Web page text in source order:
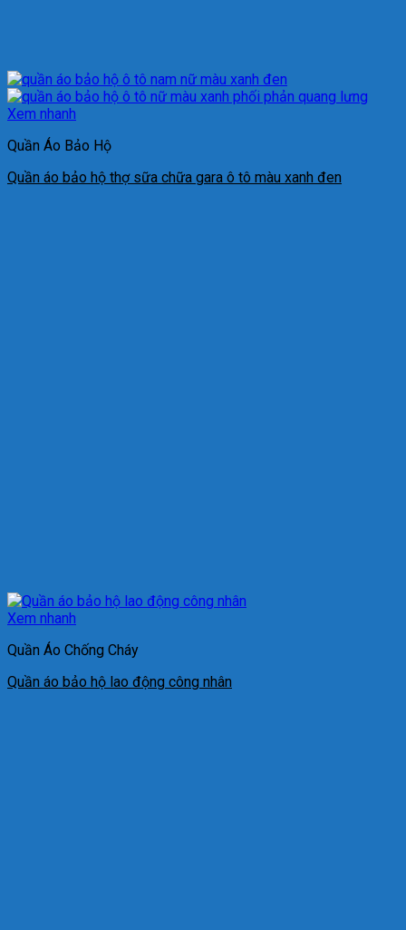
Xem nhanh
Quần Áo Bảo Hộ
Quần áo bảo hộ thợ sữa chữa gara ô tô màu xanh đen
Xem nhanh
Quần Áo Chống Cháy
Quần áo bảo hộ lao động công nhân